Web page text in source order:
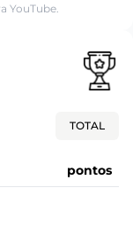
YouTube.
TOTAL
pontos